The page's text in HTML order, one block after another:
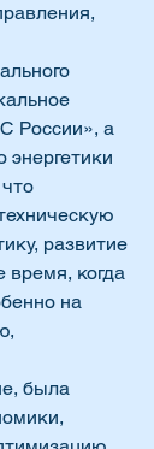
России», а
энергетики
развитие
время, когда
на
была